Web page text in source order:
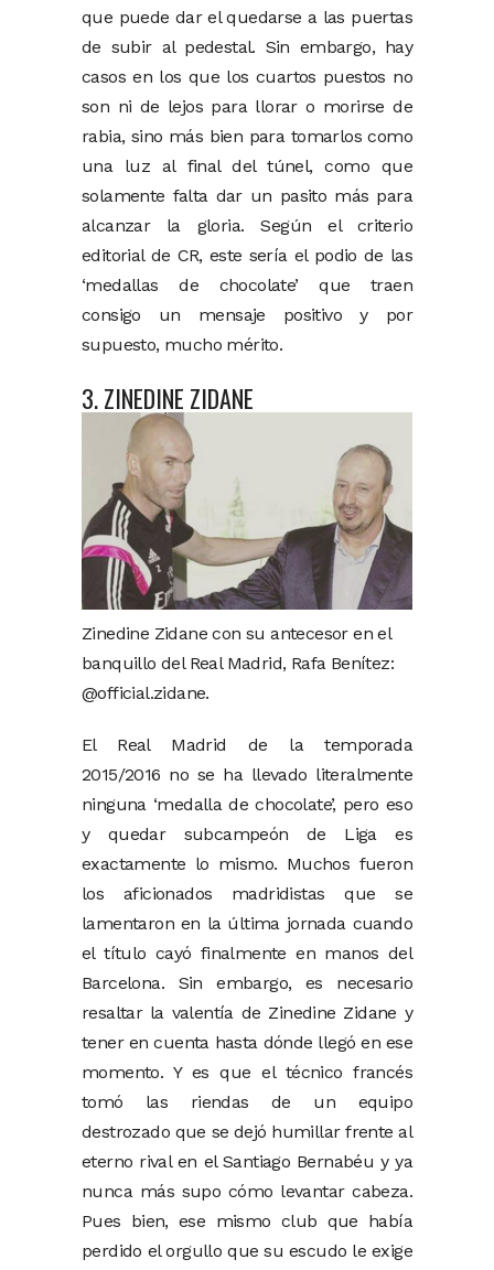
que puede dar el quedarse a las puertas
de subir al pedestal. Sin embargo, hay
casos en los que los cuartos puestos no
son ni de lejos para llorar o morirse de
rabia, sino más bien para tomarlos como
una luz al final del túnel, como que
solamente falta dar un pasito más para
alcanzar la gloria. Según el criterio
editorial de CR, este sería el podio de las
‘medallas de chocolate’ que traen
consigo un mensaje positivo y por
supuesto, mucho mérito.
3. ZINEDINE ZIDANE
Zinedine Zidane con su antecesor en el
banquillo del Real Madrid, Rafa Benítez:
@official.zidane.
El Real Madrid de la temporada
2015/2016 no se ha llevado literalmente
ninguna ‘medalla de chocolate’, pero eso
y quedar subcampeón de Liga es
exactamente lo mismo. Muchos fueron
los aficionados madridistas que se
lamentaron en la última jornada cuando
el título cayó finalmente en manos del
Barcelona. Sin embargo, es necesario
resaltar la valentía de Zinedine Zidane y
tener en cuenta hasta dónde llegó en ese
momento. Y es que el técnico francés
tomó las riendas de un equipo
destrozado que se dejó humillar frente al
eterno rival en el Santiago Bernabéu y ya
nunca más supo cómo levantar cabeza.
Pues bien, ese mismo club que había
perdido el orgullo que su escudo le exige